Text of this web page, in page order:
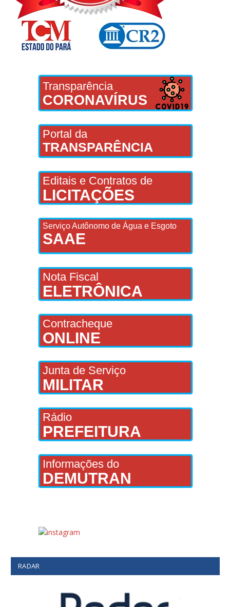
Transparência
CORONAVÍRUS
Portal da
TRANSPARÊNCIA
Editais e Contratos de
LICITAÇÕES
Serviço Autônomo de Água e Esgoto
SAAE
Nota Fiscal
ELETRÔNICA
Contracheque
ONLINE
Junta de Serviço
MILITAR
Rádio
PREFEITURA
Informações do
DEMUTRAN
RADAR